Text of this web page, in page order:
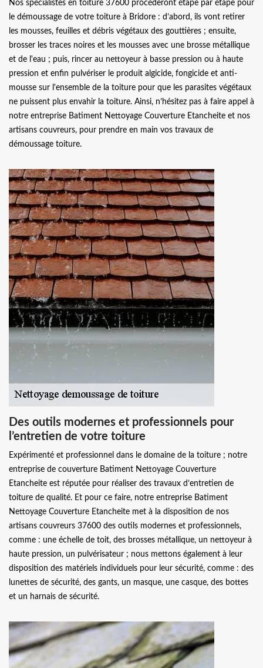
Nos spécialistes en toiture 37600 procéderont étape par étape pour
le démoussage de votre toiture à Bridore : d’abord, ils vont retirer
les mousses, feuilles et débris végétaux des gouttières ; ensuite,
brosser les traces noires et les mousses avec une brosse métallique
et de l'eau ; puis, rincer au nettoyeur à basse pression ou à haute
pression et enfin pulvériser le produit algicide, fongicide et anti-
mousse sur l'ensemble de la toiture pour que les parasites végétaux
ne puissent plus envahir la toiture. Ainsi, n’hésitez pas à faire appel à
notre entreprise Batiment Nettoyage Couverture Etancheite et nos
artisans couvreurs, pour prendre en main vos travaux de
démoussage toiture.
Des outils modernes et professionnels pour
l’entretien de votre toiture
Expérimenté et professionnel dans le domaine de la toiture ; notre
entreprise de couverture Batiment Nettoyage Couverture
Etancheite est réputée pour réaliser des travaux d’entretien de
toiture de qualité. Et pour ce faire, notre entreprise Batiment
Nettoyage Couverture Etancheite met à la disposition de nos
artisans couvreurs 37600 des outils modernes et professionnels,
comme : une échelle de toit, des brosses métallique, un nettoyeur à
haute pression, un pulvérisateur ; nous mettons également à leur
disposition des matériels individuels pour leur sécurité, comme : des
lunettes de sécurité, des gants, un masque, une casque, des bottes
et un harnais de sécurité.